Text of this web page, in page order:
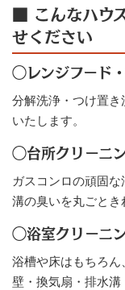
■ こんなハウ
せください
◯レンジフード
分解洗浄・つけ置
いたします。
◯台所クリーニ
ガスコンロの頑固
溝の臭いを丸ごとき
◯浴室クリーニ
浴槽や床はもちろん
壁・換気扇・排水